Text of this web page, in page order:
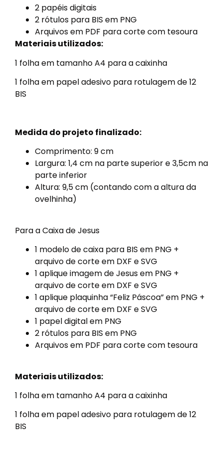
2 papéis digitais
2 rótulos para BIS em PNG
Arquivos em PDF para corte com tesoura
Materiais utilizados:
1 folha em tamanho A4 para a caixinha
1 folha em papel adesivo para rotulagem de 12
BIS
Medida do projeto finalizado:
Comprimento: 9 cm
Largura: 1,4 cm na parte superior e 3,5cm na
parte inferior
Altura: 9,5 cm (contando com a altura da
ovelhinha)
Para a Caixa de Jesus
1 modelo de caixa para BIS em PNG +
arquivo de corte em DXF e SVG
1 aplique imagem de Jesus em PNG +
arquivo de corte em DXF e SVG
1 aplique plaquinha “Feliz Páscoa” em PNG +
arquivo de corte em DXF e SVG
1 papel digital em PNG
2 rótulos para BIS em PNG
Arquivos em PDF para corte com tesoura
Materiais utilizados:
1 folha em tamanho A4 para a caixinha
1 folha em papel adesivo para rotulagem de 12
BIS